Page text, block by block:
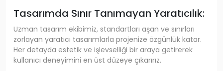
Tasarımda Sınır Tanımayan Yaratıcılık:
Uzman tasarım ekibimiz, standartları aşan ve sınırları
zorlayan yaratıcı tasarımlarla projenize özgünlük katar.
Her detayda estetik ve işlevselliği bir araya getirerek
kullanıcı deneyimini en üst düzeye çıkarırız.